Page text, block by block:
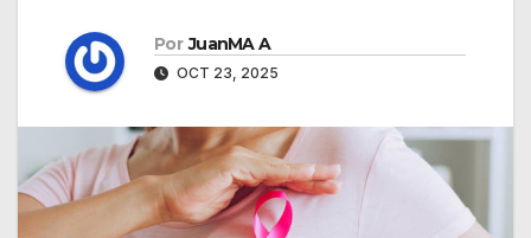
Por JuanMA A
OCT 23, 2025